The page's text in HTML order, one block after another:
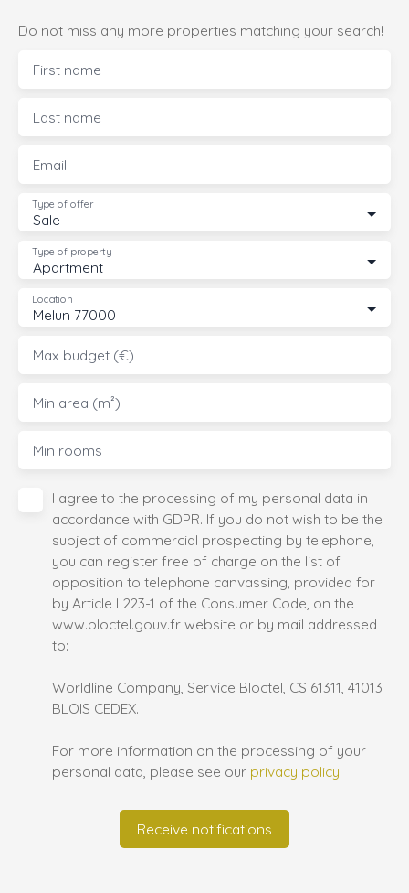
Do not miss any more properties matching your search!
First name
Last name
Email
Sale
Type of offer
Apartment
Type of property
Melun 77000
Location
Max budget (€)
Min area (m²)
Min rooms
I agree to the processing of my personal data in
accordance with GDPR. If you do not wish to be the
subject of commercial prospecting by telephone,
you can register free of charge on the list of
opposition to telephone canvassing, provided for
by Article L223-1 of the Consumer Code, on the
www.bloctel.gouv.fr website or by mail addressed
to:
Worldline Company, Service Bloctel, CS 61311, 41013
BLOIS CEDEX.
For more information on the processing of your
personal data, please see our privacy policy.
Receive notifications